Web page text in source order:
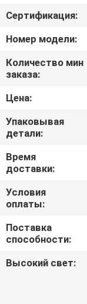
КОНТРОЛЬ
КАЧЕСТВА
С
НАМИ
ЦИТАТУ
КАРТА
Сертификация:
Номер модели:
Количество мин
заказа:
Цена:
Упаковывая
детали:
Время
доставки:
Условия
оплаты:
Поставка
способности:
Высокий свет: